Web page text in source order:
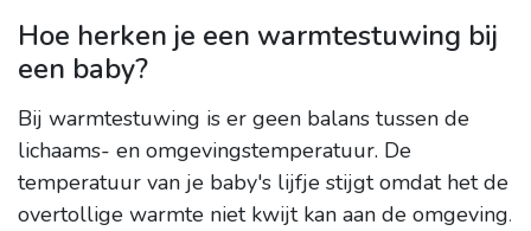
Hoe herken je een warmtestuwing bij
een baby?
Bij warmtestuwing is er geen balans tussen de
lichaams- en omgevingstemperatuur. De
temperatuur van je baby's lijfje stijgt omdat het de
overtollige warmte niet kwijt kan aan de omgeving.